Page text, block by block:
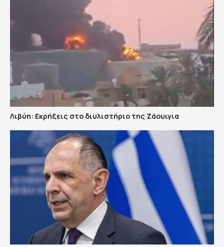
Λιβύη: Εκρήξεις στο διυλιστήριο της Ζάουιγια